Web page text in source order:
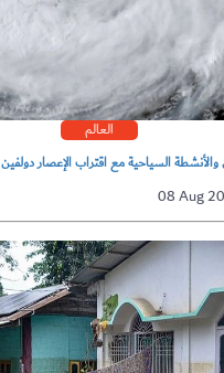
العالم
السياحية مع اقتراب الإعصار دولفين